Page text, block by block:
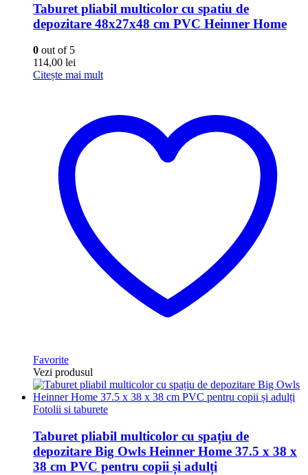
Taburet pliabil multicolor cu spatiu de
depozitare 48x27x48 cm PVC Heinner Home
0 out of 5
114,00 lei
Citește mai mult
Favorite
Vezi produsul
Fotolii si taburete
Taburet pliabil multicolor cu spațiu de
depozitare Big Owls Heinner Home 37.5 x 38 x
38 cm PVC pentru copii și adulți